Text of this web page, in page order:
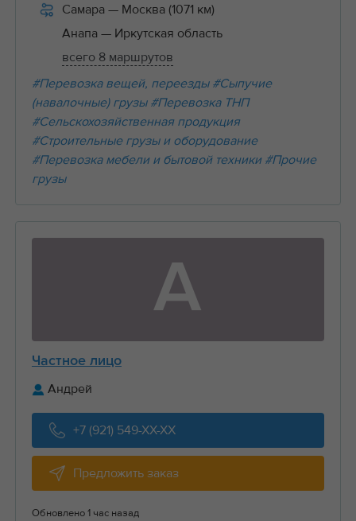
Самара — Москва (1071 км)
Анапа — Иркутская область
всего 8 маршрутов
#Перевозка вещей, переезды #Сыпучие
(навалочные) грузы #Перевозка ТНП
#Сельскохозяйственная продукция
#Строительные грузы и оборудование
#Перевозка мебели и бытовой техники #Прочие
грузы
А
Частное лицо
Андрей
+7 (921) 549-XX-XX
Предложить заказ
Обновлено 1 час назад